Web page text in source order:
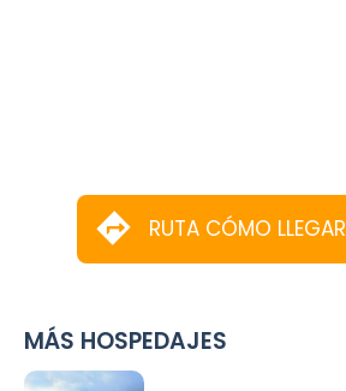
RUTA CÓMO LLEGAR
MÁS HOSPEDAJES